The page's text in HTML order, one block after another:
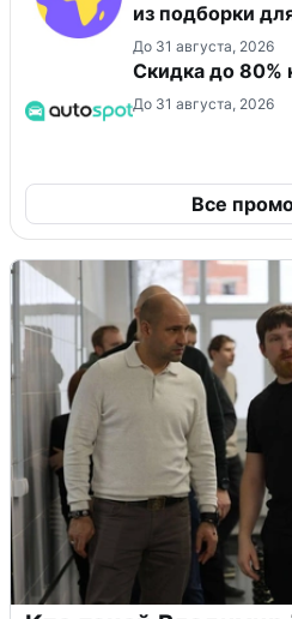
из подборки
До 31 августа, 2026
Скидка до 80%
До 31 августа, 2026
Все